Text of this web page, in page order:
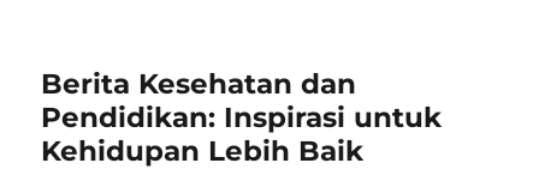
Berita Kesehatan dan
Pendidikan: Inspirasi untuk
Kehidupan Lebih Baik